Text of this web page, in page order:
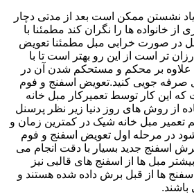
نشستن ممکن است بعد از مدتی دچار
خانواده ها را نگران کند مطمئنا با
در صورت خرابی مبل مطمئنا تعویض
تر است از این رو بهتر است تا با
بر محکم و مستحکم شدن آن در
صرفه جویی کنید.تعویض اسفنج و فوم
این کار توسط تعمیرکار مبل خانه
از روش های روز دنیا زیر نظر پرسنل
تعمیر مبل خانه شیک در کمترین زمان و
در مرحله اول تعویض اسفنج و فوم
اسفنج جدید بسیار با دقت انجام می
مبل ها از اسفنج های قالبی نیز
ها از قبل برش داده شده هستند و
باشند.